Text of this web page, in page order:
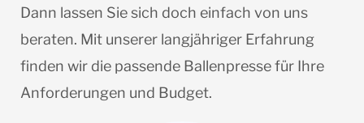
Dann lassen Sie sich doch einfach von uns
beraten. Mit unserer langjähriger Erfahrung
finden wir die passende Ballenpresse für Ihre
Anforderungen und Budget.